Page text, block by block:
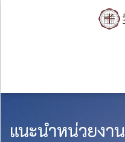
แนะนำหน่วยงาน